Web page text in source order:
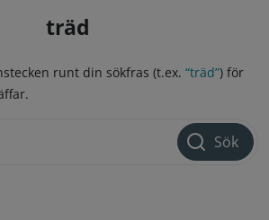
träd
runt din sökfras (t.ex. “träd”) för
Sök